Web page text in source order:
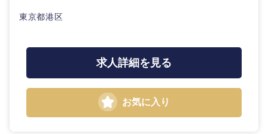
東京都港区
求人詳細を見る
お気に入り